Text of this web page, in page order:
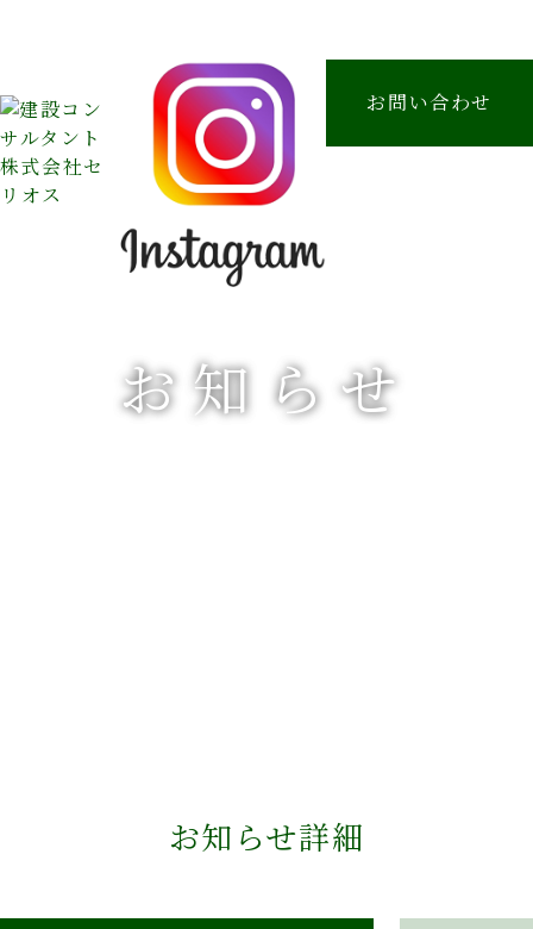
お問い合わせ
お知らせ
お知らせ詳細